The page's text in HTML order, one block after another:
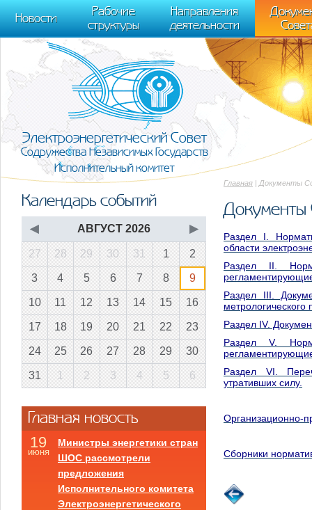
m[i].l=1*new Date(); for (var j = 0; j < document.scripts.length; j++) {if
[0],k.async=1,k.src=r,a.parentNode.insertBefore(k,a)}) (window,
trackLinks:true, accurateTrackBounce:true });
Новости
Рабочие
структуры
Направления
деятельности
Электроэнергетический Совет
Содружества Независимых Государств
Исполнительный комитет
Главная | Документы
Документы
Раздел I.
области
Раздел II.
Раздел III.
метрологического
Раздел IV.
Раздел V.
Раздел VI.
утративших силу.
Организационно-
Сборники
Календарь событий
◀ АВГУСТ 2026 ▶
27 28 29 30 31 1 2
3 4 5 6 7 8 9
10 11 12 13 14 15 16
17 18 19 20 21 22 23
24 25 26 27 28 29 30
31 1 2 3 4 5 6
Главная новость
19
июня
Министры энергетики стран
ШОС рассмотрели
предложения
Исполнительного комитета
Электроэнергетического